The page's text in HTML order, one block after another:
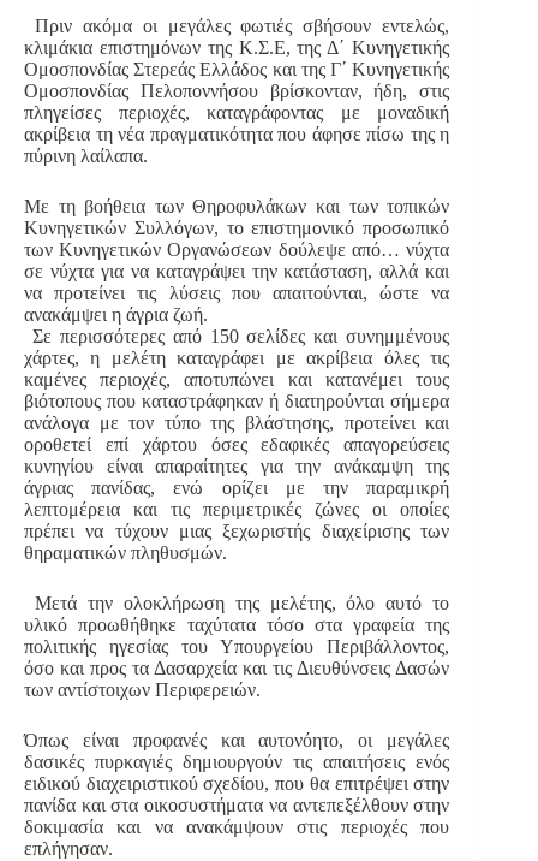
Πριν ακόμα οι μεγάλες φωτιές σβήσουν εντελώς,
κλιμάκια επιστημόνων της Κ.Σ.Ε, της Δ΄ Κυνηγετικής
Ομοσπονδίας Στερεάς Ελλάδος και της Γ΄ Κυνηγετικής
Ομοσπονδίας Πελοποννήσου βρίσκονταν, ήδη, στις
πληγείσες περιοχές, καταγράφοντας με μοναδική
ακρίβεια τη νέα πραγματικότητα που άφησε πίσω της η
πύρινη λαίλαπα.
Με τη βοήθεια των Θηροφυλάκων και των τοπικών
Κυνηγετικών Συλλόγων, το επιστημονικό προσωπικό
των Κυνηγετικών Οργανώσεων δούλεψε από… νύχτα
σε νύχτα για να καταγράψει την κατάσταση, αλλά και
να προτείνει τις λύσεις που απαιτούνται, ώστε να
ανακάμψει η άγρια ζωή.
Σε περισσότερες από 150 σελίδες και συνημμένους
χάρτες, η μελέτη καταγράφει με ακρίβεια όλες τις
καμένες περιοχές, αποτυπώνει και κατανέμει τους
βιότοπους που καταστράφηκαν ή διατηρούνται σήμερα
ανάλογα με τον τύπο της βλάστησης, προτείνει και
οροθετεί επί χάρτου όσες εδαφικές απαγορεύσεις
κυνηγίου είναι απαραίτητες για την ανάκαμψη της
άγριας πανίδας, ενώ ορίζει με την παραμικρή
λεπτομέρεια και τις περιμετρικές ζώνες οι οποίες
πρέπει να τύχουν μιας ξεχωριστής διαχείρισης των
θηραματικών πληθυσμών.
Μετά την ολοκλήρωση της μελέτης, όλο αυτό το
υλικό προωθήθηκε ταχύτατα τόσο στα γραφεία της
πολιτικής ηγεσίας του Υπουργείου Περιβάλλοντος,
όσο και προς τα Δασαρχεία και τις Διευθύνσεις Δασών
των αντίστοιχων Περιφερειών.
Όπως είναι προφανές και αυτονόητο, οι μεγάλες
δασικές πυρκαγιές δημιουργούν τις απαιτήσεις ενός
ειδικού διαχειριστικού σχεδίου, που θα επιτρέψει στην
πανίδα και στα οικοσυστήματα να αντεπεξέλθουν στην
δοκιμασία και να ανακάμψουν στις περιοχές που
επλήγησαν.